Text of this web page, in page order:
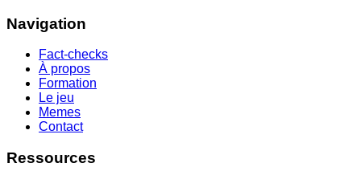
Navigation
Fact-checks
À propos
Formation
Le jeu
Memes
Contact
Ressources